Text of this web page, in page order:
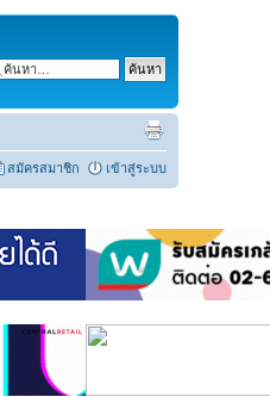
สมัครสมาชิก เข้าสู่ระบบ